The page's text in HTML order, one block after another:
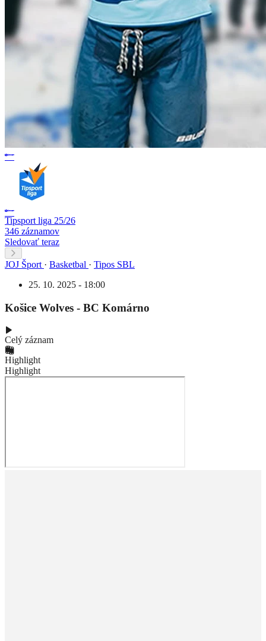
Tipsport liga 25/26
346 záznamov
Sledovať teraz
JOJ Šport · Basketbal · Tipos SBL
25. 10. 2025 - 18:00
Košice Wolves - BC Komárno
Celý záznam
Highlight
Highlight